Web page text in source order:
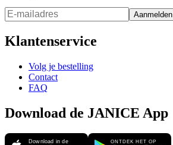
Aanmelden
Klantenservice
Volg je bestelling
Contact
FAQ
Download de JANICE App